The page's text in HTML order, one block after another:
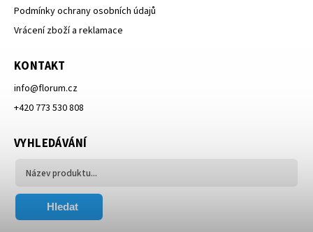
Podmínky ochrany osobních údajů
Vrácení zboží a reklamace
KONTAKT
info@florum.cz
+420 773 530 808
VYHLEDÁVÁNÍ
Hledat